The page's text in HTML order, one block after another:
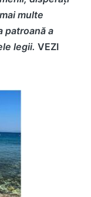
multe
patroană a
legii. VEZI